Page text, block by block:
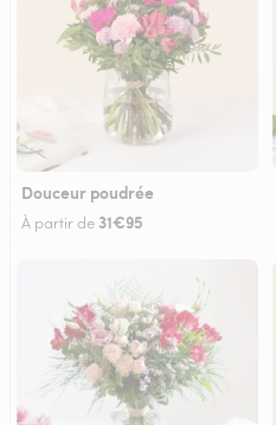
Douceur poudrée
À partir de 31€95